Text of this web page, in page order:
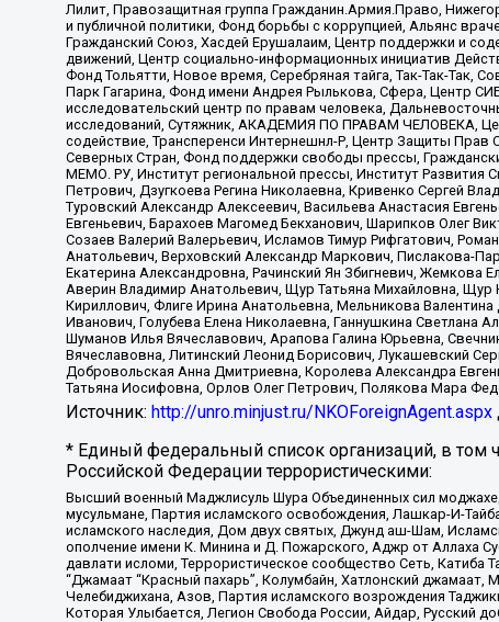
Лилит, Правозащитная группа Гражданин.Армия.Право,
и публичной политики, Фонд борьбы с коррупцией, Альянс
Гражданский Союз, Хасдей Ерушалаим, Центр поддержки и
движений, Центр социально-информационных инициатив
Фонд Тольятти, Новое время, Серебряная тайга, Так-Так-Так,
Парк Гагарина, Фонд имени Андрея Рылькова, Сфера, Центр
исследовательский центр по правам человека,
исследований, Сутяжник, АКАДЕМИЯ ПО ПРАВАМ ЧЕЛОВЕКА,
содействие, Трансперенси Интернешнл-Р, Центр Защиты
Северных Стран, Фонд поддержки свободы прессы,
МЕМО. РУ, Институт региональной прессы, Институт
Петрович, Дзугкоева Регина Николаевна, Кривенко Сергей
Туровский Александр Алексеевич, Васильева Анастасия
Евгеньевич, Барахоев Магомед Бекханович, Шарипков Олег
Созаев Валерий Валерьевич, Исламов Тимур Рифгатович,
Анатольевич, Верховский Александр Маркович, Пислакова-
Екатерина Александровна, Рачинский Ян Збигневич, Жемкова
Аверин Владимир Анатольевич, Щур Татьяна Михайловна,
Кириллович, Флиге Ирина Анатольевна, Мельникова
Иванович, Голубева Елена Николаевна, Ганнушкина Светлана
Шуманов Илья Вячеславович, Арапова Галина Юрьевна,
Вячеславовна, Литинский Леонид Борисович, Лукашевский
Добровольская Анна Дмитриевна, Королева Александра
Татьяна Иосифовна, Орлов Олег Петрович, Полякова Мара
Источник: http://unro.minjust.ru/NKOForeignAgent.aspx
* Единый федеральный список организаций, в том
Российской Федерации террористическими:
Высший военный Маджлисуль Шура Объединенных сил
мусульмане, Партия исламского освобождения, Лашкар-И-
исламского наследия, Дом двух святых, Джунд аш-Шам,
ополчение имени К. Минина и Д. Пожарского, Аджр от Аллаха
давлати исломи, Террористическое сообщество Сеть, Катиба
“Джамаат “Красный пахарь”, Колумбайн, Хатлонский джамаат,
Челебиджихана, Азов, Партия исламского возрождения
Которая Улыбается, Легион Свобода России, Айдар, Русский